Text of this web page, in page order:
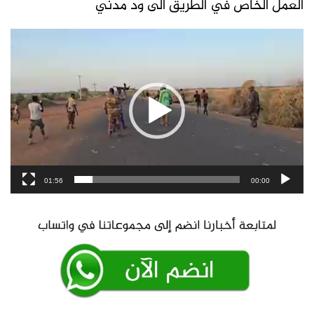
العمل الخاص في الطريق الى ود مدني
00:00
01:56